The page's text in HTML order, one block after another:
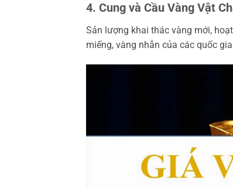
4. Cung và Cầu Vàng Vật
Sản lượng khai thác vàng mới,
miếng, vàng nhẫn của các quốc